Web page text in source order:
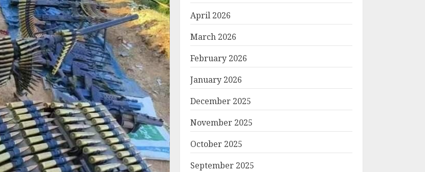
April 2026
March 2026
February 2026
January 2026
December 2025
November 2025
October 2025
September 2025